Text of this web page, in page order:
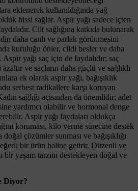
eklenerek kullanıldığında yağ
hissi sağlar. Aspir yağı sadece içten
Cilt sağlığına katkıda bulunarak
daha canlı ve parlak görünmesini
kuruluğu önler, cildi besler ve daha
yağı saç için de faydalıdır; saç
ve saçların daha güçlü ve sağlıklı
ek olarak aspir yağı, bağışıklık
serbest radikallere karşı koruyan
sağlığı açısından da önemlidir; adet
yardımcı olabilir ve hormonal denge
Aspir yağı faydaları oldukça
koruması, kilo verme sürecine destek
çözümler sunması ve bağışıklığı
bir ürün haline getirir. Düzenli ve
yaşam tarzını destekleyen doğal ve
Diyor?